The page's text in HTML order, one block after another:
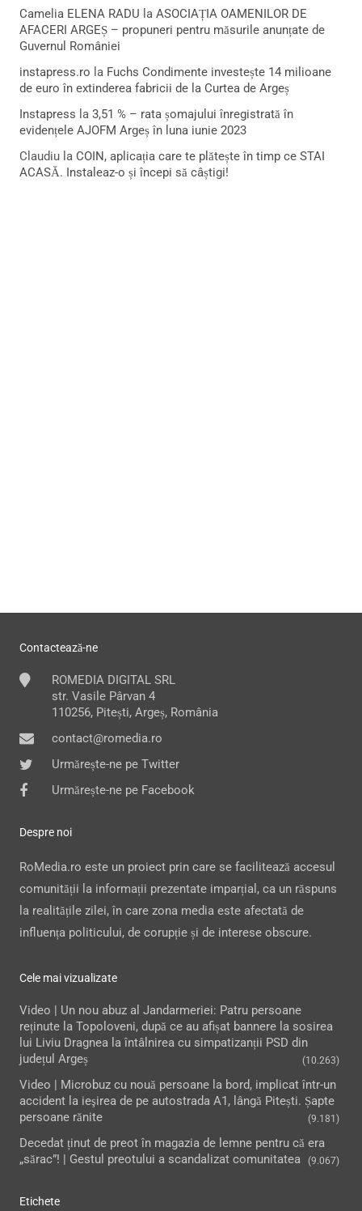
Camelia ELENA RADU la ASOCIAȚIA OAMENILOR DE
AFACERI ARGEȘ – propuneri pentru măsurile anunțate de
Guvernul României
instapress.ro la Fuchs Condimente investește 14 milioane
de euro în extinderea fabricii de la Curtea de Argeș
Instapress la 3,51 % – rata șomajului înregistrată în
evidențele AJOFM Argeș în luna iunie 2023
Claudiu la COIN, aplicația care te plătește în timp ce STAI
ACASĂ. Instaleaz-o și începi să câștigi!
Contactează-ne
ROMEDIA DIGITAL SRL
str. Vasile Pârvan 4
110256, Pitești, Argeș, România
contact@romedia.ro
Urmărește-ne pe Twitter
Urmărește-ne pe Facebook
Despre noi
RoMedia.ro este un proiect prin care se facilitează accesul
comunității la informații prezentate imparțial, ca un răspuns
la realitățile zilei, în care zona media este afectată de
influența politicului, de corupție și de interese obscure.
Cele mai vizualizate
Video | Un nou abuz al Jandarmeriei: Patru persoane
reținute la Topoloveni, după ce au afișat bannere la sosirea
lui Liviu Dragnea la întâlnirea cu simpatizanții PSD din
județul Argeș
(10.263)
Video | Microbuz cu nouă persoane la bord, implicat într-un
accident la ieşirea de pe autostrada A1, lângă Pitești. Șapte
persoane rănite
(9.181)
Decedat ținut de preot în magazia de lemne pentru că era
„sărac”! | Gestul preotului a scandalizat comunitatea
(9.067)
Etichete